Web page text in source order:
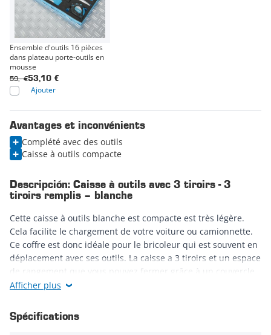
Ensemble d'outils 16 pièces
dans plateau porte-outils en
mousse
53,10 €
59,- €
Ajouter
Avantages et inconvénients
Complété avec des outils
Caisse à outils compacte
Descripción: Caisse à outils avec 3 tiroirs - 3
tiroirs remplis – blanche
Cette caisse à outils blanche est compacte est très légère.
Cela facilite le chargement de votre voiture ou camionnette.
Ce coffre est donc idéale pour le bricoleur qui est souvent en
déplacement avec ses outils. La caisse a 3 tiroirs et un espace
de rangement que vous pouvez fermer grâce à un couvercle
avec une serrure à cylindre
La caisse à outils est équipée des outils suivants :
Afficher plus
Spécifications